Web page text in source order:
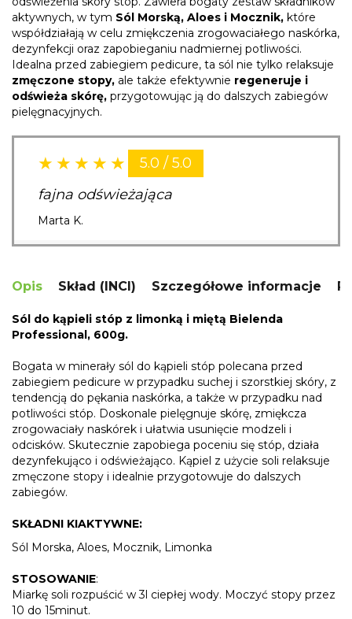
aktywnych, w tym Sól Morską, Aloes i Mocznik, które
współdziałają w celu zmiękczenia zrogowaciałego naskórka,
dezynfekcji oraz zapobieganiu nadmiernej potliwości.
Idealna przed zabiegiem pedicure, ta sól nie tylko relaksuje
zmęczone stopy, ale także efektywnie regeneruje i
odświeża skórę, przygotowując ją do dalszych zabiegów
pielęgnacyjnych.
5.0 / 5.0
fajna odświeżająca
Marta K.
Opis Skład (INCI) Szczegółowe informacje
Sól do kąpieli stóp z limonką i miętą Bielenda
Professional, 600g.
Bogata w minerały sól do kąpieli stóp polecana przed
zabiegiem pedicure w przypadku suchej i szorstkiej skóry, z
tendencją do pękania naskórka, a także w przypadku nad
potliwości stóp. Doskonale pielęgnuje skórę, zmiękcza
zrogowaciały naskórek i ułatwia usunięcie modzeli i
odcisków. Skutecznie zapobiega poceniu się stóp, działa
dezynfekująco i odświeżająco. Kąpiel z użycie soli relaksuje
zmęczone stopy i idealnie przygotowuje do dalszych
zabiegów.
SKŁADNI KIAKTYWNE:
Sól Morska, Aloes, Mocznik, Limonka
STOSOWANIE:
Miarkę soli rozpuścić w 3l ciepłej wody. Moczyć stopy przez
10 do 15minut.